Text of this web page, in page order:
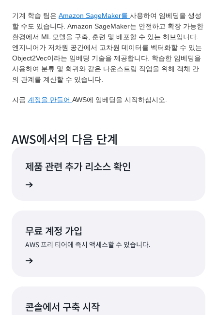
기계 학습 팀은 Amazon SageMaker를 사용하여 임베딩을 생성
할 수도 있습니다. Amazon SageMaker는 안전하고 확장 가능한
환경에서 ML 모델을 구축, 훈련 및 배포할 수 있는 허브입니다.
엔지니어가 저차원 공간에서 고차원 데이터를 벡터화할 수 있는
Object2Vec이라는 임베딩 기술을 제공합니다. 학습한 임베딩을
사용하여 분류 및 회귀와 같은 다운스트림 작업을 위해 객체 간
의 관계를 계산할 수 있습니다.
지금 계정을 만들어 AWS에 임베딩을 시작하십시오.
AWS에서의 다음 단계
제품 관련 추가 리소스 확인
무료 계정 가입
AWS 프리 티어에 즉시 액세스할 수 있습니다.
콘솔에서 구축 시작